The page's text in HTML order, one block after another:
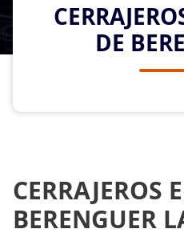
DE
CERRAJEROS
BERENGUER